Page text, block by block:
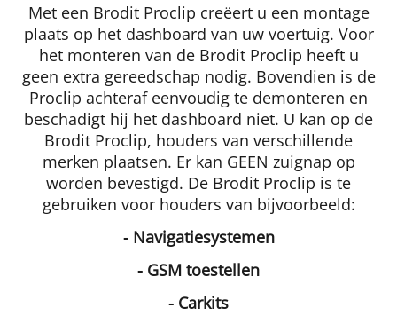
Met een Brodit Proclip creëert u een montage
plaats op het dashboard van uw voertuig. Voor
het monteren van de Brodit Proclip heeft u
geen extra gereedschap nodig. Bovendien is de
Proclip achteraf eenvoudig te demonteren en
beschadigt hij het dashboard niet. U kan op de
Brodit Proclip, houders van verschillende
merken plaatsen. Er kan GEEN zuignap op
worden bevestigd. De Brodit Proclip is te
gebruiken voor houders van bijvoorbeeld:
- Navigatiesystemen
- GSM toestellen
- Carkits